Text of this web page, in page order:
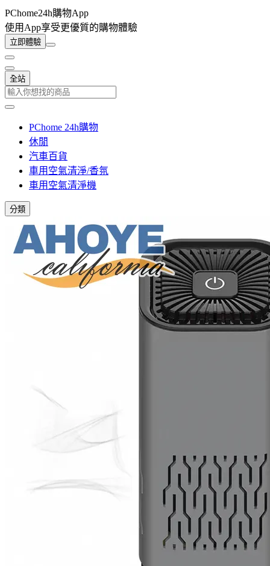
PChome24h購物App
使用App享受更優質的購物體驗
立即體驗
全站
PChome 24h購物
休閒
汽車百貨
車用空氣清淨/香氛
車用空氣清淨機
分類